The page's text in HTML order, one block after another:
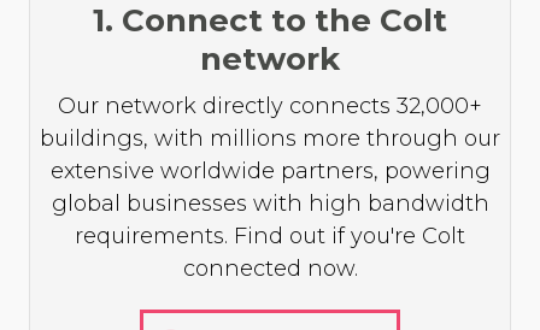
1. Connect to the Colt
network
Our network directly connects 32,000+
buildings, with millions more through our
extensive worldwide partners, powering
global businesses with high bandwidth
requirements. Find out if you're Colt
connected now.